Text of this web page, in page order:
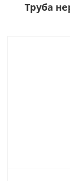
Труба